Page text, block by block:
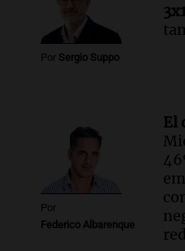
Por Sergio Suppo
Por
Federico Albarenque
El